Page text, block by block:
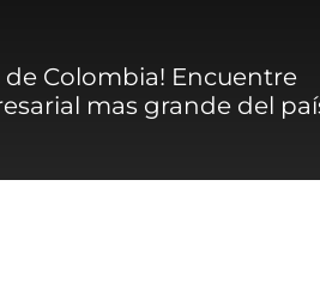
Colombia! Encuentre
mas grande del